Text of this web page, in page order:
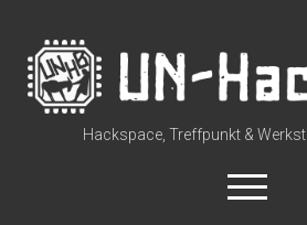
UN-
Hack-
Bar
Hackspace, Treffpunkt &
open
menu